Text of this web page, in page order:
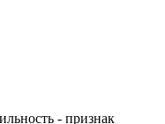
- признак